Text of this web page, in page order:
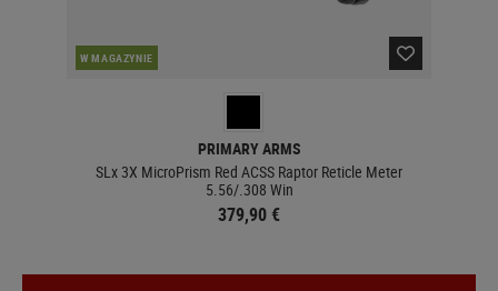
W MAGAZYNIE
PRIMARY ARMS
SLx 3X MicroPrism Red ACSS Raptor Reticle Meter
5.56/.308 Win
379,90 €